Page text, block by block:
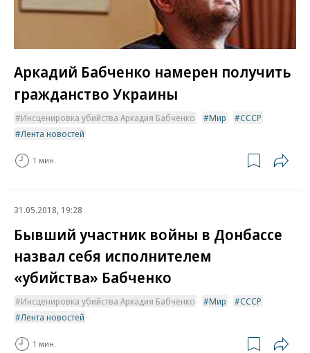
Аркадий Бабченко намерен получить
гражданство Украины
Инсценировка убийства Аркадия Бабченко Мир
СССР
Лента новостей
1 мин.
31.05.2018, 19:28
Бывший участник войны в Донбассе
назвал себя исполнителем
«убийства» Бабченко
Инсценировка убийства Аркадия Бабченко Мир
СССР
Лента новостей
1 мин.